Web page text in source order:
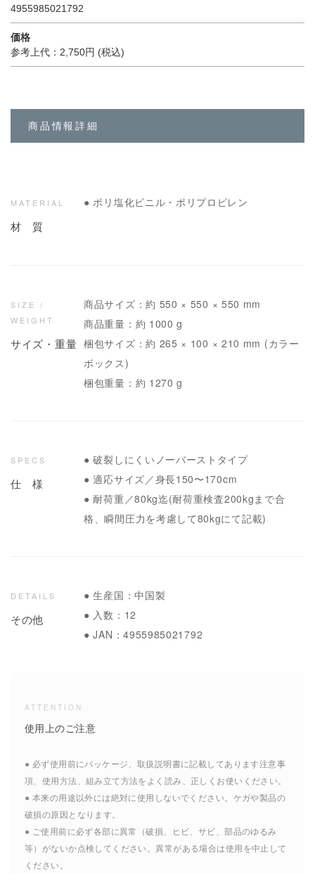
4955985021792
価格
参考上代：2,750円 (税込)
商品情報詳細
MATERIAL
材 質
● ポリ塩化ビニル・ポリプロピレン
SIZE /
WEIGHT
サイズ・重量
商品サイズ：約 550 × 550 × 550 mm
商品重量：約 1000 g
梱包サイズ：約 265 × 100 × 210 mm (カラー
ボックス)
梱包重量：約 1270 g
SPECS
仕 様
● 破裂しにくいノーバーストタイプ
● 適応サイズ／身長150〜170cm
● 耐荷重／80kg迄(耐荷重検査200kgまで合
格、瞬間圧力を考慮して80kgにて記載)
DETAILS
その他
● 生産国：中国製
● 入数：12
● JAN：4955985021792
ATTENTION
使用上のご注意
● 必ず使用前にパッケージ、取扱説明書に記載してあります注意事
項、使用方法、組み立て方法をよく読み、正しくお使いください。
● 本来の用途以外には絶対に使用しないでください。ケガや製品の
破損の原因となります。
● ご使用前に必ず各部に異常（破損、ヒビ、サビ、部品のゆるみ
等）がないか点検してください。異常がある場合は使用を中止して
ください。